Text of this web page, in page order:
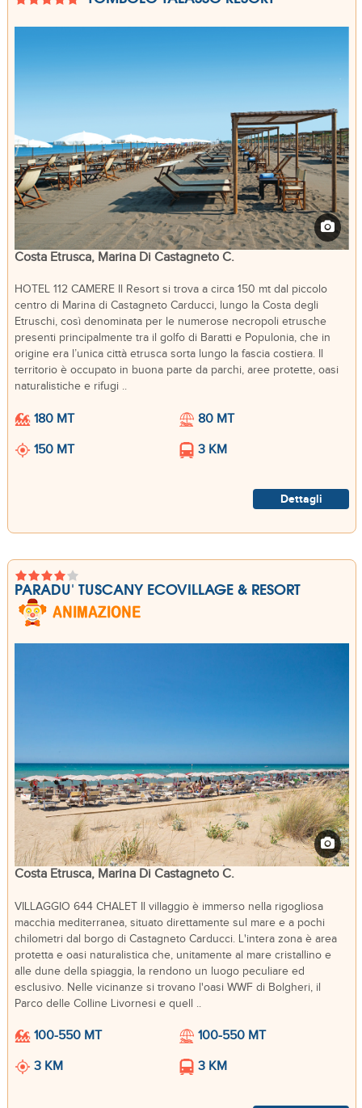
Costa Etrusca, Marina Di Castagneto C.
HOTEL 112 CAMERE Il Resort si trova a circa 150 mt dal piccolo
centro di Marina di Castagneto Carducci, lungo la Costa degli
Etruschi, così denominata per le numerose necropoli etrusche
presenti principalmente tra il golfo di Baratti e Populonia, che in
origine era l’unica città etrusca sorta lungo la fascia costiera. Il
territorio è occupato in buona parte da parchi, aree protette, oasi
naturalistiche e rifugi ..
180 MT
80 MT
150 MT
3 KM
Dettagli
PARADU' TUSCANY ECOVILLAGE & RESORT
Costa Etrusca, Marina Di Castagneto C.
VILLAGGIO 644 CHALET Il villaggio è immerso nella rigogliosa
macchia mediterranea, situato direttamente sul mare e a pochi
chilometri dal borgo di Castagneto Carducci. L'intera zona è area
protetta e oasi naturalistica che, unitamente al mare cristallino e
alle dune della spiaggia, la rendono un luogo peculiare ed
esclusivo. Nelle vicinanze si trovano l'oasi WWF di Bolgheri, il
Parco delle Colline Livornesi e quell ..
100-550 MT
100-550 MT
3 KM
3 KM